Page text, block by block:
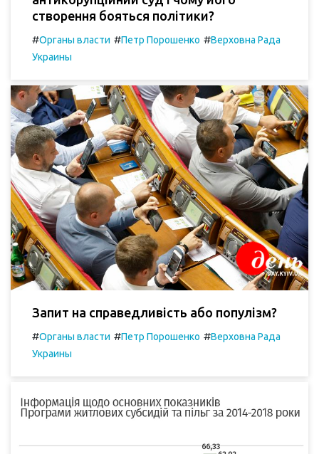
створення бояться політики?
#Органы власти #Петр Порошенко #Верховна Рада
Украины
Запит на справедливість або популізм?
#Органы власти #Петр Порошенко #Верховна Рада
Украины